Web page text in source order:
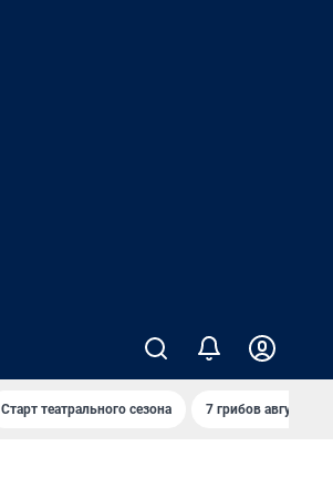
Старт театрального сезона 7 грибов августа